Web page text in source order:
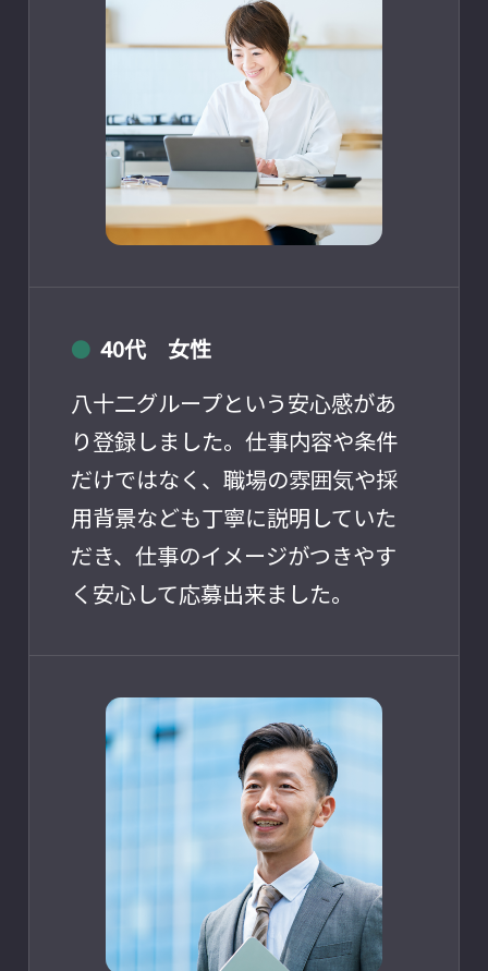
● 40代 女性
八十二グループという安心感があ
り登録しました。仕事内容や条件
だけではなく、職場の雰囲気や採
用背景なども丁寧に説明していた
だき、仕事のイメージがつきやす
く安心して応募出来ました。